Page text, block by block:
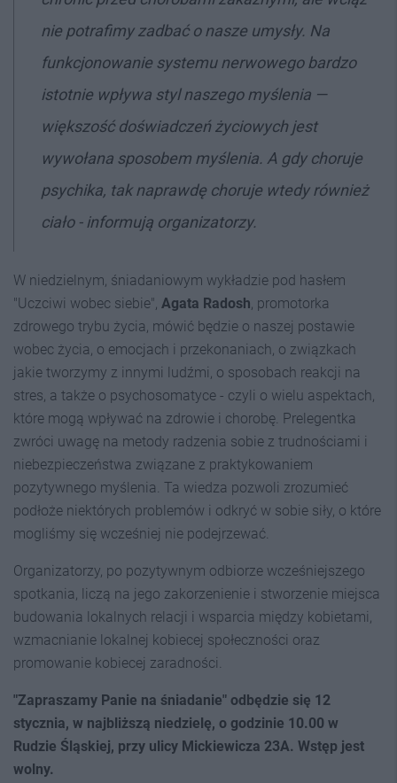
nie potrafimy zadbać o nasze umysły. Na
funkcjonowanie systemu nerwowego bardzo
istotnie wpływa styl naszego myślenia —
większość doświadczeń życiowych jest
wywołana sposobem myślenia. A gdy choruje
psychika, tak naprawdę choruje wtedy również
ciało - informują organizatorzy.
W niedzielnym, śniadaniowym wykładzie pod hasłem
"Uczciwi wobec siebie", Agata Radosh, promotorka
zdrowego trybu życia, mówić będzie o naszej postawie
wobec życia, o emocjach i przekonaniach, o związkach
jakie tworzymy z innymi ludźmi, o sposobach reakcji na
stres, a także o psychosomatyce - czyli o wielu aspektach,
które mogą wpływać na zdrowie i chorobę. Prelegentka
zwróci uwagę na metody radzenia sobie z trudnościami i
niebezpieczeństwa związane z praktykowaniem
pozytywnego myślenia. Ta wiedza pozwoli zrozumieć
podłoże niektórych problemów i odkryć w sobie siły, o które
mogliśmy się wcześniej nie podejrzewać.
Organizatorzy, po pozytywnym odbiorze wcześniejszego
spotkania, liczą na jego zakorzenienie i stworzenie miejsca
budowania lokalnych relacji i wsparcia między kobietami,
wzmacnianie lokalnej kobiecej społeczności oraz
promowanie kobiecej zaradności.
"Zapraszamy Panie na śniadanie" odbędzie się 12
stycznia, w najbliższą niedzielę, o godzinie 10.00 w
Rudzie Śląskiej, przy ulicy Mickiewicza 23A. Wstęp jest
wolny.